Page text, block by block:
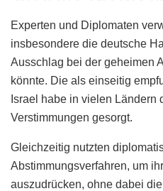
Experten und Diplomaten
insbesondere die deutsche
Ausschlag bei der geheimen
könnte. Die als einseitig
Israel habe in vielen Ländern
Verstimmungen gesorgt.
Gleichzeitig nutzten
Abstimmungsverfahren, um
auszudrücken, ohne dabei